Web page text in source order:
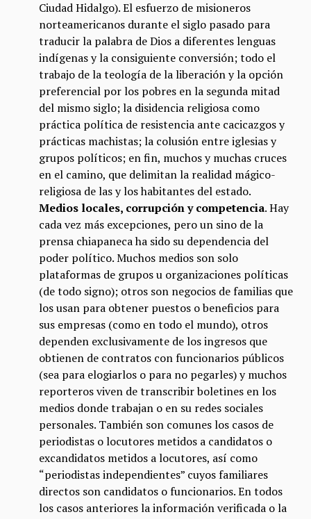
Ciudad Hidalgo). El esfuerzo de misioneros
norteamericanos durante el siglo pasado para
traducir la palabra de Dios a diferentes lenguas
indígenas y la consiguiente conversión; todo el
trabajo de la teología de la liberación y la opción
preferencial por los pobres en la segunda mitad
del mismo siglo; la disidencia religiosa como
práctica política de resistencia ante cacicazgos y
prácticas machistas; la colusión entre iglesias y
grupos políticos; en fin, muchos y muchas cruces
en el camino, que delimitan la realidad mágico-
religiosa de las y los habitantes del estado.
Medios locales, corrupción y competencia. Hay
cada vez más excepciones, pero un sino de la
prensa chiapaneca ha sido su dependencia del
poder político. Muchos medios son solo
plataformas de grupos u organizaciones políticas
(de todo signo); otros son negocios de familias que
los usan para obtener puestos o beneficios para
sus empresas (como en todo el mundo), otros
dependen exclusivamente de los ingresos que
obtienen de contratos con funcionarios públicos
(sea para elogiarlos o para no pegarles) y muchos
reporteros viven de transcribir boletines en los
medios donde trabajan o en su redes sociales
personales. También son comunes los casos de
periodistas o locutores metidos a candidatos o
excandidatos metidos a locutores, así como
“periodistas independientes” cuyos familiares
directos son candidatos o funcionarios. En todos
los casos anteriores la información verificada o la